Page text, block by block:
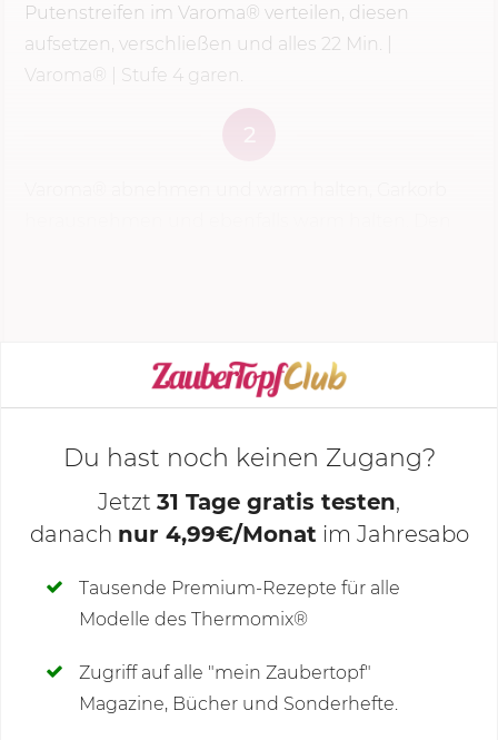
Putenstreifen im Varoma® verteilen, diesen
aufsetzen, verschließen und alles 22 Min.
Varoma® | Stufe 4 garen.
2
KOCHMODUS STARTEN
Deine Notizen
Du hast noch keinen Zugang?
Jetzt 31 Tage gratis testen,
danach nur 4,99€/Monat im Jahresabo
Tausende Premium-Rezepte für alle
Modelle des Thermomix®
Zugriff auf alle "mein Zaubertopf"
Magazine, Bücher und Sonderhefte.